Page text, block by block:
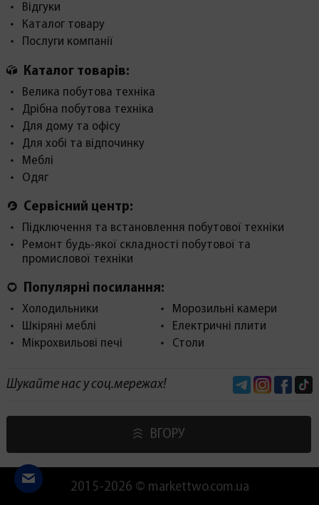
Відгуки
Каталог товару
Послуги компанії
Каталог товарів:
Велика побутова техніка
Дрібна побутова техніка
Для дому та офісу
Для хобі та відпочинку
Меблі
Одяг
Сервісний центр:
Підключення та встановлення побутової техніки
Ремонт будь-якої складності побутової та
промислової техніки
Популярні посилання:
Холодильники
Шкіряні меблі
Мікрохвильові печі
Морозильні камери
Електричні плити
Столи
Шукайте нас у соц.мережах! TelegramInstagram
ВГОРУ
2015-2026 © markettwo.com.ua